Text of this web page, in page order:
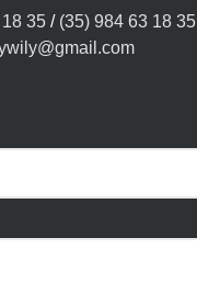
35/ (35) 984 63 18 35